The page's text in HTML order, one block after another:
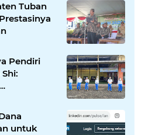
Tuban
Pendiri
untuk